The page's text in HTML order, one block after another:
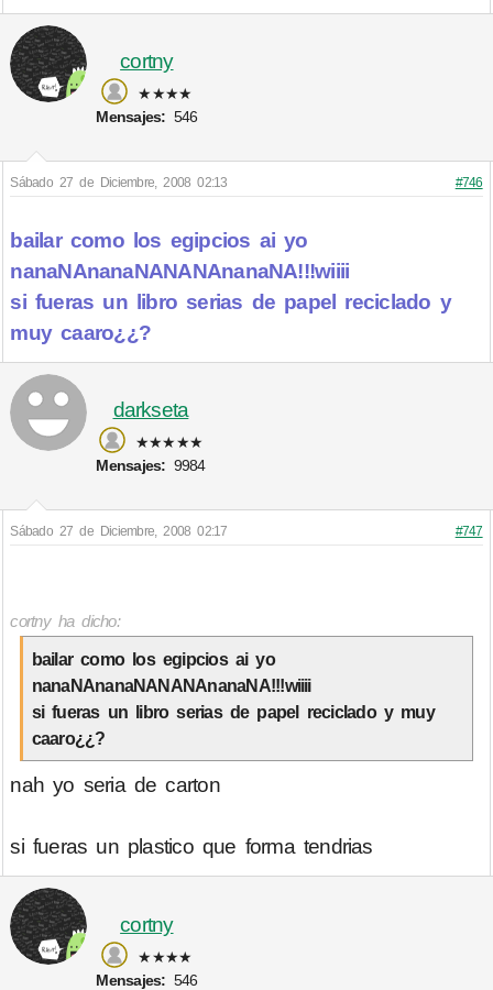
cortny
★★★★
Mensajes: 546
Sábado 27 de Diciembre, 2008 02:13 #746
bailar como los egipcios ai yo
nanaNAnanaNANANAnanaNA!!!wiiii
si fueras un libro serias de papel reciclado y
muy caaro¿¿?
darkseta
★★★★★
Mensajes: 9984
Sábado 27 de Diciembre, 2008 02:17 #747
cortny ha dicho:
bailar como los egipcios ai yo
nanaNAnanaNANANAnanaNA!!!wiiii
si fueras un libro serias de papel reciclado y muy
caaro¿¿?
nah yo seria de carton
si fueras un plastico que forma tendrias
cortny
★★★★
Mensajes: 546